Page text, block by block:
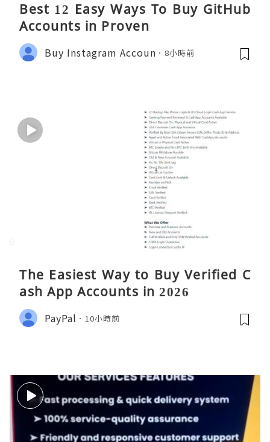
Best 12 Easy Ways To Buy GitHub
Accounts in Proven
Buy Instagram Accoun 8小時前
The Easiest Way to Buy Verified C
ash App Accounts in 2026
PayPal 10小時前